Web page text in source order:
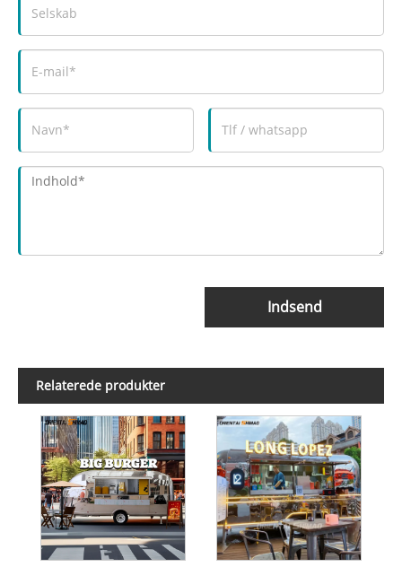
Indsend
Relaterede produkter